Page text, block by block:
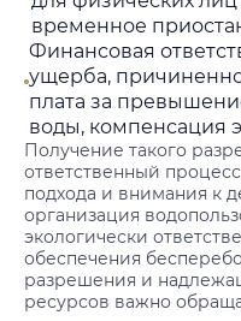
временное
Финансовая
ущерба,
плата за
воды, компенсация
Получение такого
ответственный
подхода и внимания к
организация
экологически
обеспечения
разрешения и
ресурсов важно